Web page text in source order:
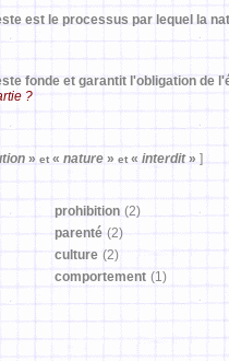
est le processus par lequel la
fonde et garantit l'obligation de
?
» et « nature » et« interdit» ]
prohibition (2)
parenté (2)
culture (2)
comportement (1)